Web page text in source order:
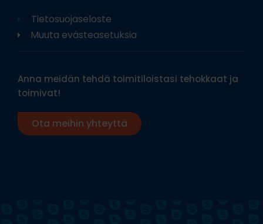
Tietosuojaseloste
Muuta evästeasetuksia
Anna meidän tehdä toimitiloistasi tehokkaat ja
toimivat!
Ota meihin yhteyttä